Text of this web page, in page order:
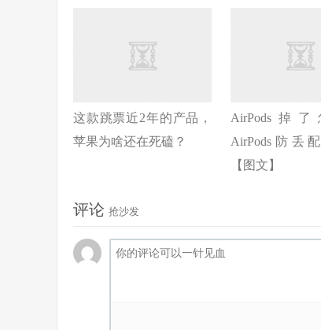
这款跳票近2年的产品，
苹果为啥还在死磕？
AirPods掉
AirPods防丢
【图文】
评论 抢沙发